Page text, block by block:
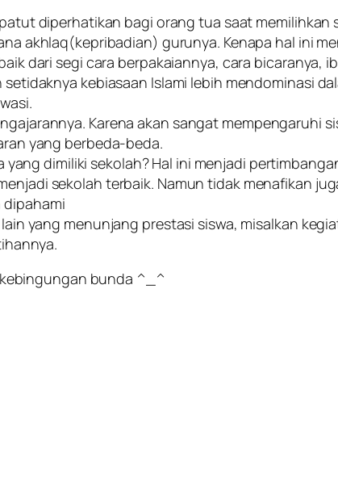
diperhatikan bagi orang tua saat
akhlaq(kepribadian) gurunya. Kenapa hal ini
dari segi cara berpakaiannya, cara bicaranya,
kebiasaan Islami lebih mendominasi
Karena akan sangat mempengaruhi
yang berbeda-beda.
yang dimiliki sekolah? Hal ini menjadi
sekolah terbaik. Namun tidak menafikan
dipahami
yang menunjang prestasi siswa, misalkan
bunda ^_^